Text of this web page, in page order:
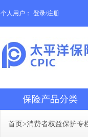
个人用户： 登录/注册
保险产品分类
首页>消费者权益保护专